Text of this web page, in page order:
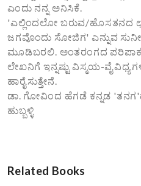
ಎಂದು ನನ್ನ ಅನಿಸಿಕೆ.
'ಎಲ್ಲಿಂದಲೋ ಬರುವ/ಹೊಸತನದ
ಜಗವೊಂದು ಸೋಜಿಗ' ಎನ್ನುವ
ಮೂಡಿಬರಲಿ. ಅಂತರಂಗದ
ಲೇಖನಿಗೆ ಇನ್ನಷ್ಟು ವಿಸ್ಮಯ-
ಹಾರೈಸುತ್ತೇನೆ.
ಡಾ. ಗೋವಿಂದ ಹೆಗಡೆ ಕನ್ನಡ
ಹುಬ್ಬಳ್ಳಿ
Related Books